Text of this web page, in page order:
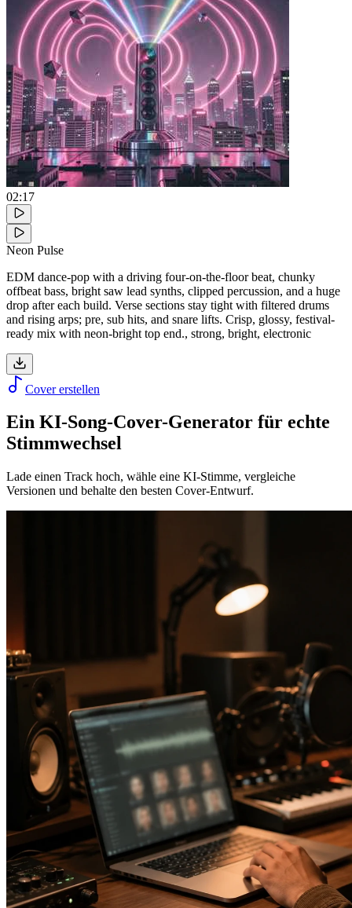
02:17
Neon Pulse
EDM dance-pop with a driving four-on-the-floor beat, chunky
offbeat bass, bright saw lead synths, clipped percussion, and a huge
drop after each build. Verse sections stay tight with filtered drums
and rising arps; pre, sub hits, and snare lifts. Crisp, glossy, festival-
ready mix with neon-bright top end., strong, bright, electronic
Cover erstellen
Ein KI-Song-Cover-Generator für echte
Stimmwechsel
Lade einen Track hoch, wähle eine KI-Stimme, vergleiche
Versionen und behalte den besten Cover-Entwurf.